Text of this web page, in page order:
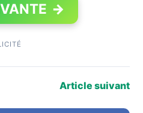
→
Article suivant